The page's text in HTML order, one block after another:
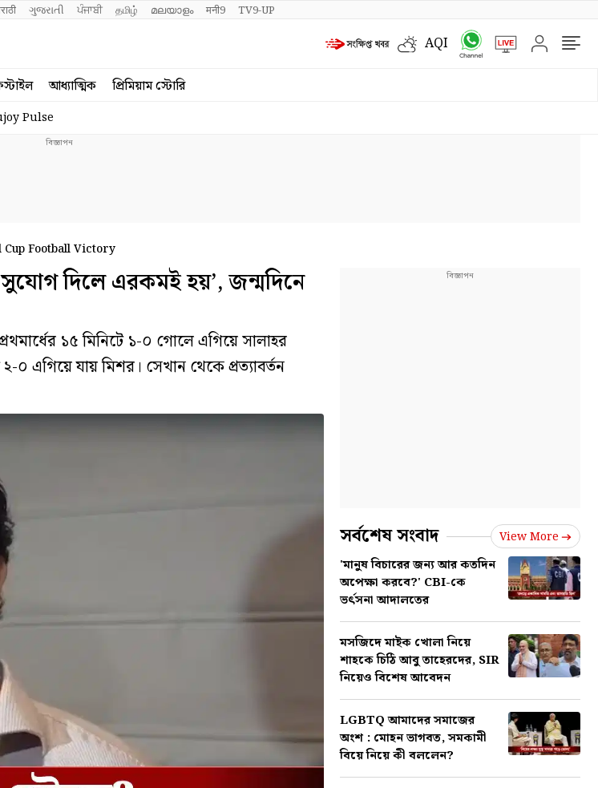
ગુજરાતી ਪੰਜਾਬੀ தமிழ் മലയാളം मनी9 TV9-UP
AQI
আধ্যাত্মিক প্রিমিয়াম স্টোরি
Pulse
Football Victory
দিলে এরকমই হয়’, জন্মদিনে
১৫ মিনিটে ১-০ গোলে এগিয়ে সালাহর
০ এগিয়ে যায় মিশর। সেখান থেকে প্রত্যাবর্তন
সর্বশেষ সংবাদ View More
'মানুষ বিচারের জন্য আর কতদিন
অপেক্ষা করবে?' CBI-কে
ভর্ৎসনা আদালতের
মসজিদে মাইক খোলা নিয়ে
শাহকে চিঠি আবু তাহেরদের, SIR
নিয়েও বিশেষ আবেদন
LGBTQ আমাদের সমাজের
অংশ : মোহন ভাগবত, সমকামী
বিয়ে নিয়ে কী বললেন?